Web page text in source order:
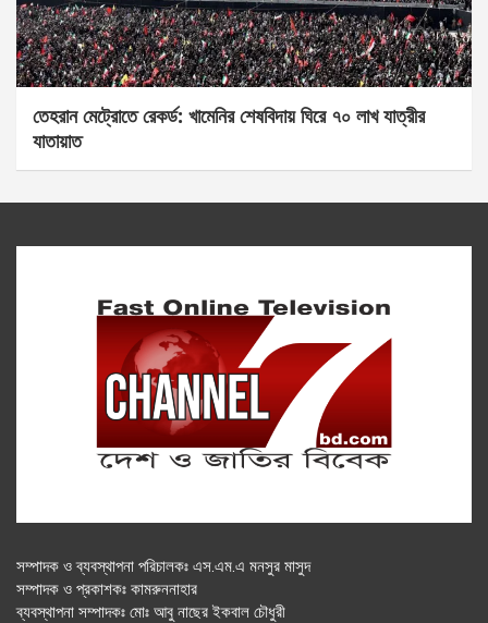
তেহরান মেট্রোতে রেকর্ড: খামেনির শেষবিদায় ঘিরে ৭০ লাখ যাত্রীর
যাতায়াত
সম্পাদক ও ব্যবস্থাপনা পরিচালকঃ এস.এম.এ মনসুর মাসুদ
সম্পাদক ও প্রকাশকঃ কামরুননাহার
ব্যবস্থাপনা সম্পাদকঃ মোঃ আবু নাছের ইকবাল চৌধুরী